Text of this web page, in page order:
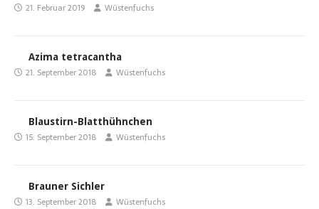
21. Februar 2019 Wüstenfuchs
Azima tetracantha
21. September 2018 Wüstenfuchs
Blaustirn-Blatthühnchen
15. September 2018 Wüstenfuchs
Brauner Sichler
13. September 2018 Wüstenfuchs